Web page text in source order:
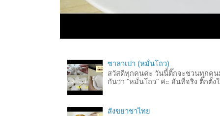
ซาลาเปา (หมั่นโถว)
สวัสดีทุกคนค่ะ วันนี้ติ๊กจะชวนทุกคน
กันว่า "หมั่นโถว" ค่ะ อันที่จริง ติ๊กตั้ง
สังขยาชาไทย